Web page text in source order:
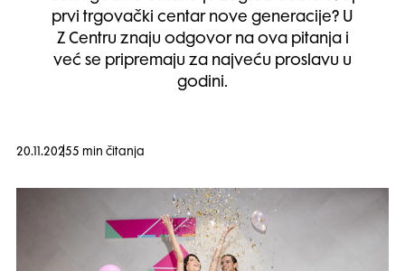
prvi trgovački centar nove generacije? U
Z Centru znaju odgovor na ova pitanja i
već se pripremaju za najveću proslavu u
godini.
20.11.20255 min čitanja